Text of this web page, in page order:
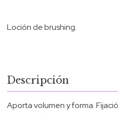
Loción de brushing.
Descripción
Aporta volumen y forma.